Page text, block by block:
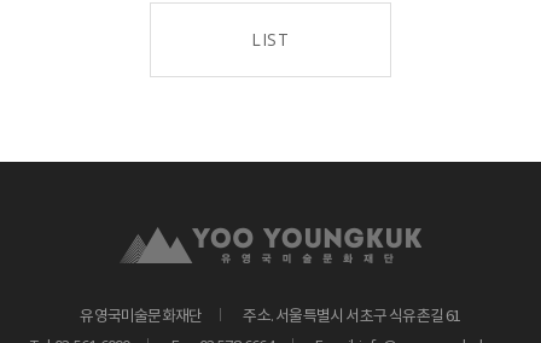
LIST
유영국미술문화재단 주소. 서울특별시 서초구 식유촌길 61